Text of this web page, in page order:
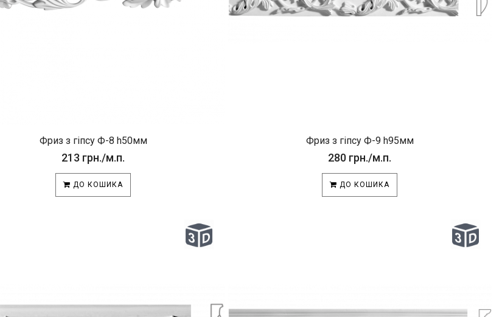
Фриз з гіпсу Ф-8 h50мм
213 грн./м.п.
ДО КОШИКА
Фриз з гіпсу Ф-9 h95мм
280 грн./м.п.
ДО КОШИКА